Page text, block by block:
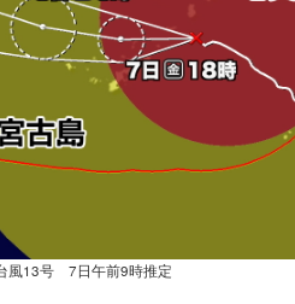
風13号 7日午前9時推定